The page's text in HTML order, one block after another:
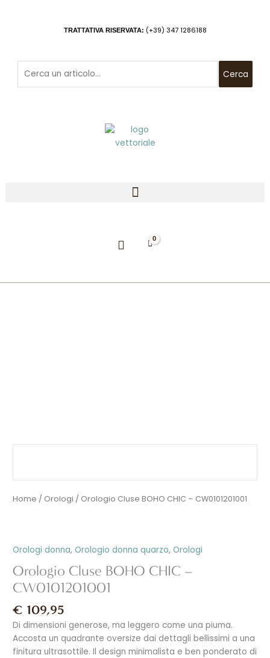
TRATTATIVA RISERVATA: (+39) 347 1286188
Cerca
Home / Orologi / Orologio Cluse BOHO CHIC – CW0101201001
Orologi donna,Orologio donna quarzo,Orologi
Orologio Cluse BOHO CHIC –
CW0101201001
€ 109,95
Di dimensioni generose, ma leggero come una piuma.
Accosta un quadrante oversize dai dettagli bellissimi a una
finitura ultrasottile. Il design minimalista e ben ponderato di